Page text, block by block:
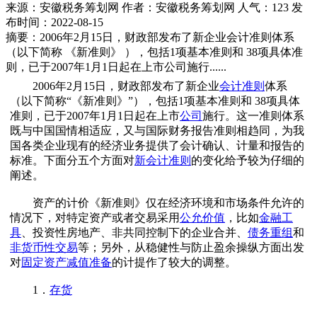
来源：安徽税务筹划网 作者：安徽税务筹划网 人气： 123 发
布时间：2022-08-15
摘要：2006年2月15日，财政部发布了新企业会计准则体系
（以下简称 《新准则》 ），包括1项基本准则和 38项具体准
则，已于2007年1月1日起在上市公司施行......
2006年2月15日，财政部发布了新企业会计准则 体系
（以下简称“《新准则》”），包括1项基本准则和 38项具体
准则，已于2007年1月1日起在上市公司 施行。这一准则体系
既与中国国情相适应，又与国际财务报告准则相趋同，为我
国各类企业现有的经济业务提供了会计确认、计量和报告的
标准。下面分五个方面对新会计准则 的变化给予较为仔细的
阐述。
资产的计价《新准则》仅在经济环境和市场条件允许的
情况下，对特定资产或者交易采用公允价值 ，比如金融工
具 、投资性房地产、非共同控制下的企业合并、 债务重组和
非货币性交易等；另外，从稳健性与防止盈余操纵方面出发
对固定资产减值准备的计提作了较大的调整。
1． 存货